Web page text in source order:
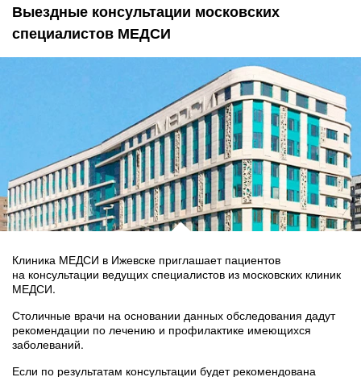
Выездные консультации московских
специалистов МЕДСИ
Клиника МЕДСИ в Ижевске приглашает пациентов
на консультации ведущих специалистов из московских клиник
МЕДСИ.
Столичные врачи на основании данных обследования дадут
рекомендации по лечению и профилактике имеющихся
заболеваний.
Если по результатам консультации будет рекомендована